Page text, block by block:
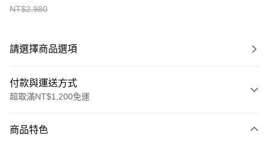
NT$2,980
請選擇商品選項
付款與運送方式
超取滿NT$1,200免運
信用卡一次付款
商品特色